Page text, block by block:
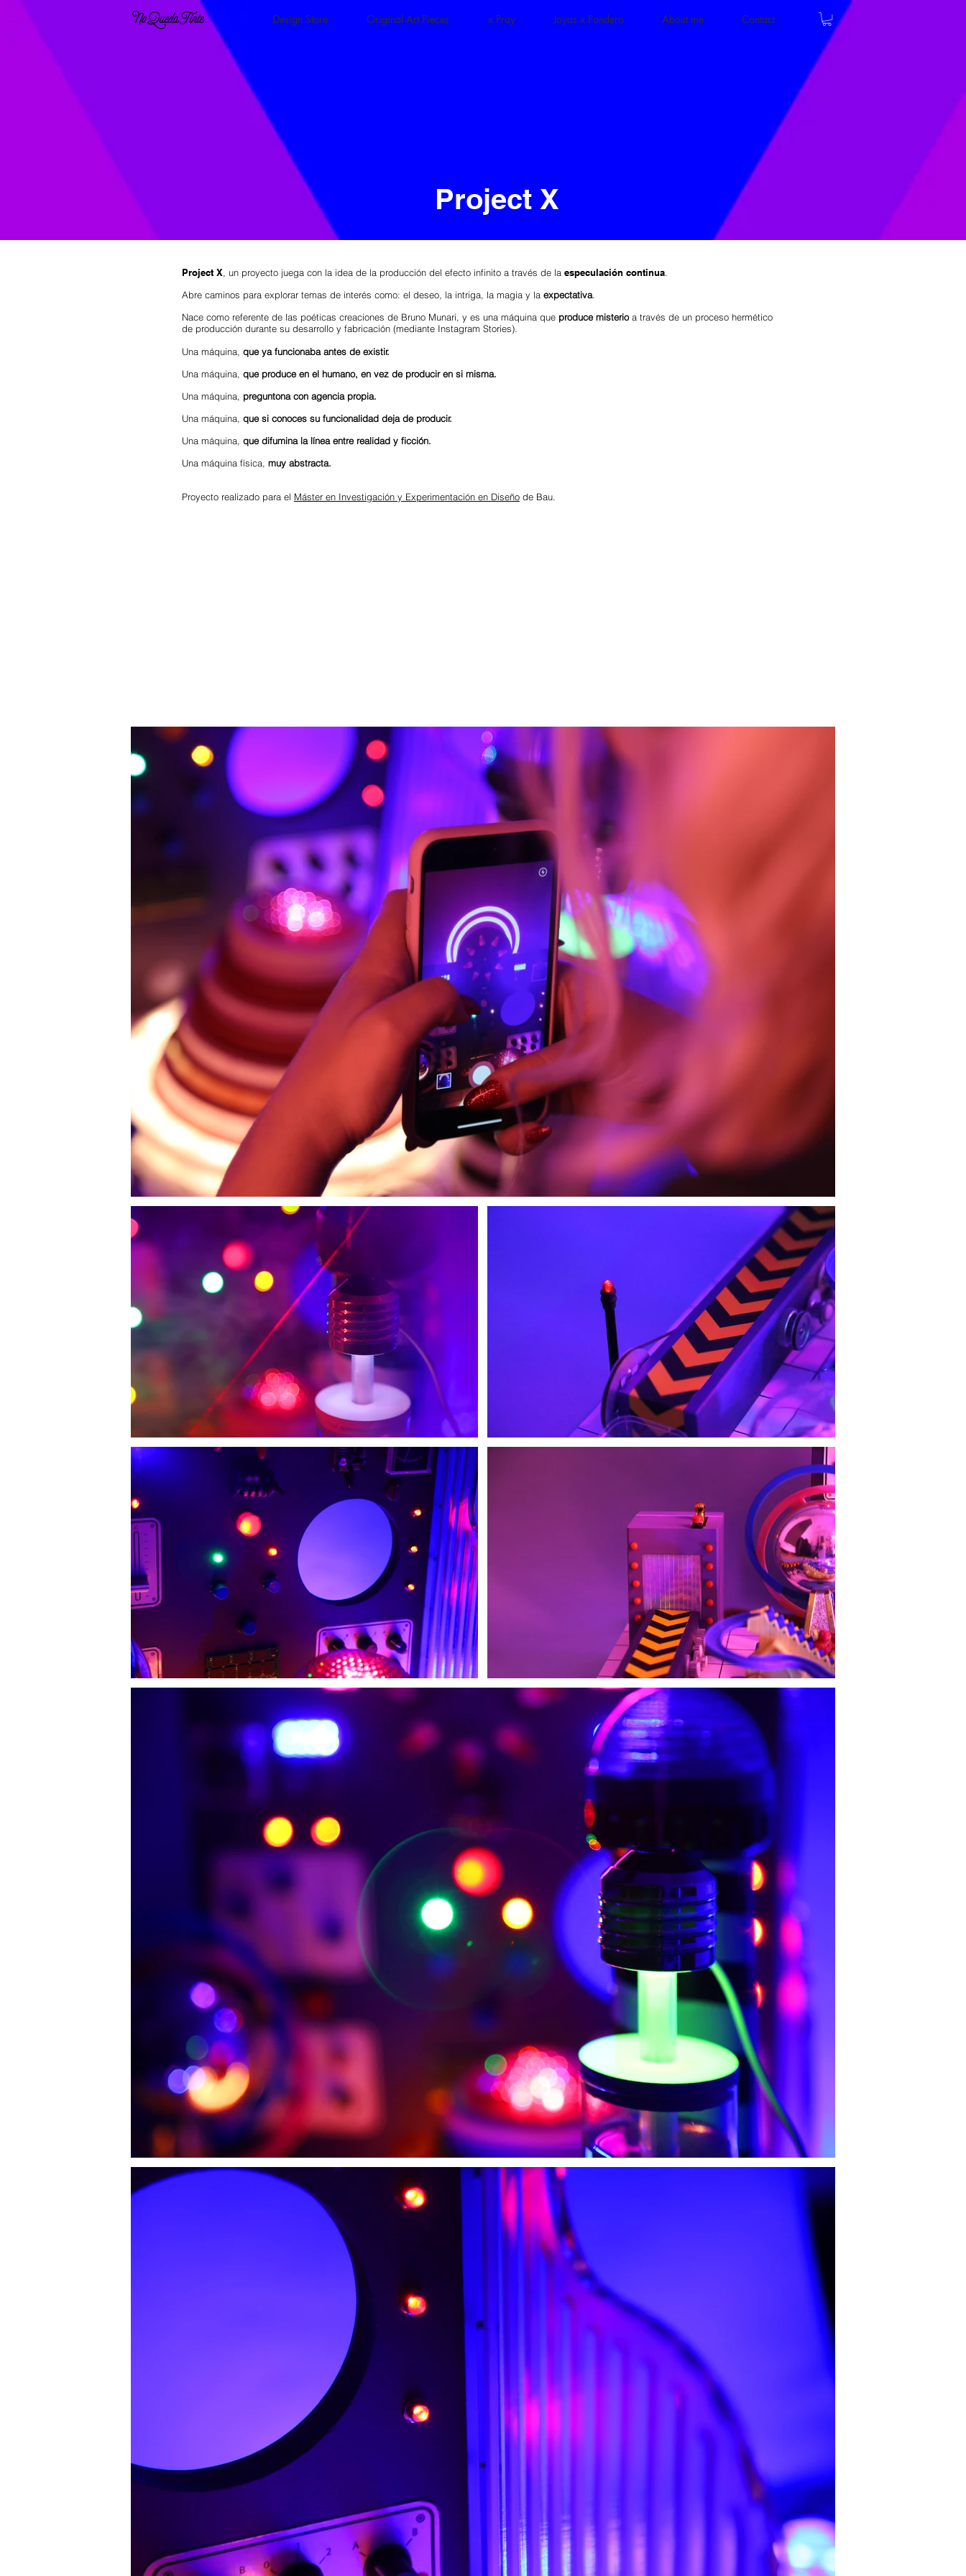
Design Store Original Art Pieces x Pray Joyas x Pandero About me Contact
Project X
Project X, un proyecto juega con la idea de la producción del efecto infinito a través de la especulación continua.
Abre caminos para explorar temas de interés como: el deseo, la intriga, la magia y la expectativa.
Nace como referente de las poéticas creaciones de Bruno Munari, y es una máquina que produce misterioa través de un proceso hermético
de producción durante su desarrollo y fabricación (mediante Instagram Stories).
Una máquina, que ya funcionaba antes de existir.
Una máquina, que produce en el humano, en vez de producir en si misma.
Una máquina, preguntona con agencia propia.
Una máquina, que si conoces su funcionalidad deja de producir.
Una máquina, que difumina la línea entre realidad y ficción.
Una máquina física, muy abstracta.
Proyecto realizado para el Máster en Investigación y Experimentación en Diseño de Bau.